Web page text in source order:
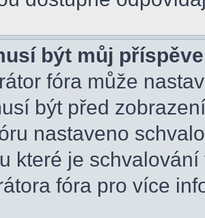
být můj
fóra může
být před
nastaveno
které je
fóra pro více